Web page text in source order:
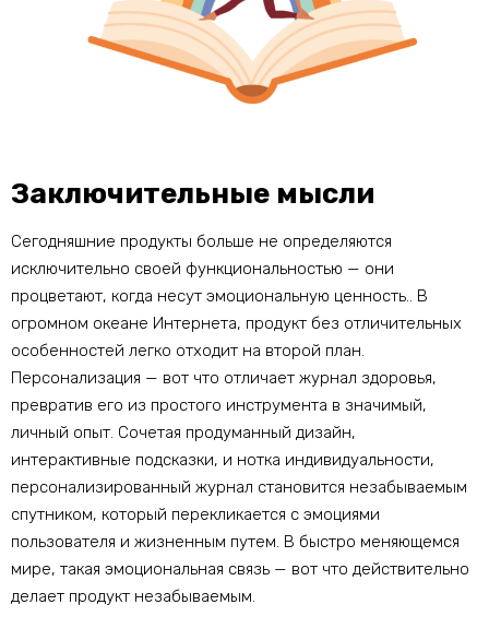
Заключительные мысли
Сегодняшние продукты больше не определяются
исключительно своей функциональностью — они
процветают, когда несут эмоциональную ценность.. В
огромном океане Интернета, продукт без отличительных
особенностей легко отходит на второй план.
Персонализация — вот что отличает журнал здоровья,
превратив его из простого инструмента в значимый,
личный опыт. Сочетая продуманный дизайн,
интерактивные подсказки, и нотка индивидуальности,
персонализированный журнал становится незабываемым
спутником, который перекликается с эмоциями
пользователя и жизненным путем. В быстро меняющемся
мире, такая эмоциональная связь — вот что действительно
делает продукт незабываемым.